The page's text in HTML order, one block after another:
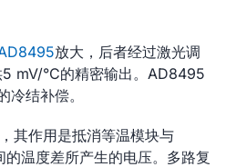
放大，后者经过激光调
mV/°C的精密输出。AD8495
结补偿。
其作用是抵消等温模块与
温度差所产生的电压。多路复